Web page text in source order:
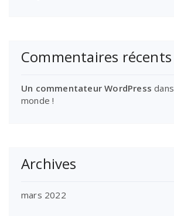
Commentaires récents
Un commentateur WordPress dans
monde !
Archives
mars 2022